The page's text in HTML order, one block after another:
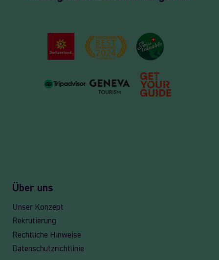
Über uns
Unser Konzept
Rekrutierung
Rechtliche Hinweise
Datenschutzrichtlinie